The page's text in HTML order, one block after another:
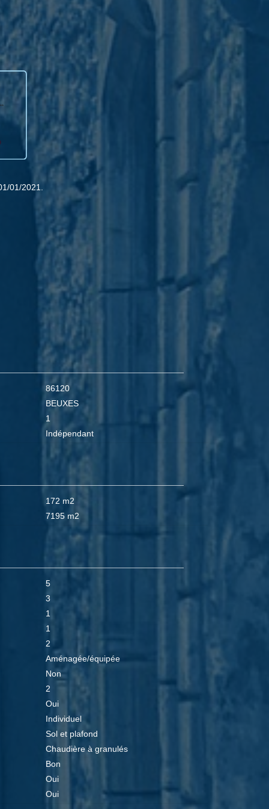
01/2021.
86120
BEUXES
1
Indépendant
172 m2
7195 m2
5
3
1
1
2
Aménagée/équipée
Non
2
Oui
Individuel
Sol et plafond
Chaudière à granulés
Bon
Oui
Oui